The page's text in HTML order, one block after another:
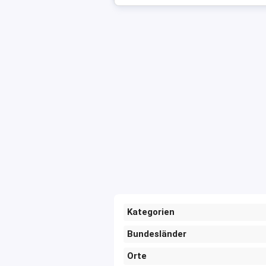
Kategorien
Bundesländer
Orte